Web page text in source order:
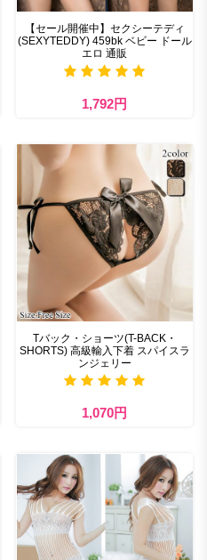
【セール開催中】セクシーテディ
(SEXYTEDDY) 459bk ベビー ドール
エロ 通販
1,792円
Tバック・ショーツ(T-BACK・
SHORTS) 高級輸入下着 スパイスラ
ンジェリー
1,070円